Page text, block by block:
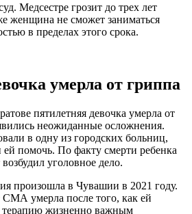
Медсестре грозит до трех лет
женщина не сможет заниматься
в пределах этого срока.
умерла от гриппа
пятилетняя девочка умерла от
неожиданные осложнения.
в одну из городских больниц,
ей помочь. По факту смерти ребенка
уголовное дело.
произошла в Чувашии в 2021 году.
СМА умерла после того, как ей
терапию жизненно важным